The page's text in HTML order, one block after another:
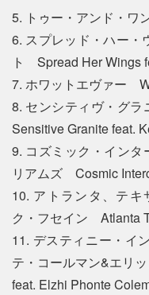
5. トゥー・アンド・ワ
6. スプレッド・ハー・
ト Spread Her Wings
7. ホワットエヴァー
8. センシティヴ・グ
Sensitive Granite feat.
9. コズミック・インタ
リアムズ Cosmic
10. アトランタ、テ
ク・フセイン Atlanta
11. デスティニー・イ
テ・コールマン&エリ
feat. Elzhi Phonte